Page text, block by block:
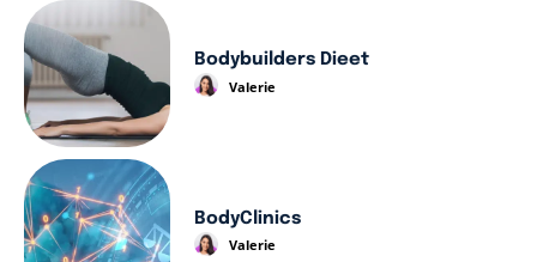
Bodybuilders Dieet
Valerie
BodyClinics
Valerie